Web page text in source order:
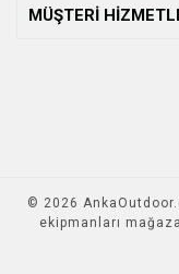
MÜŞTERİ
© 2026
ekipmanları